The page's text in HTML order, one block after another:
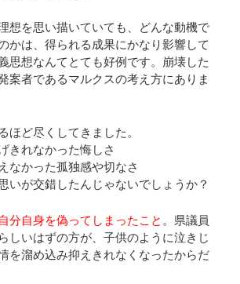
想を思い描いていても、どんな動機で
かは、得られる成果にかなり影響して
思想なんてとても好例です。崩壊した
案者であるマルクスの考え方にありま
ほど尽くしてきました。
きれなかった悔しさ
なかった孤独感や切なさ
いが交錯したんじゃないでしょうか？
自分自身を偽ってしまったこと 。県議員
しいはずの方が、子供のように泣きじ
を溜め込み抑えきれなくなったからだ